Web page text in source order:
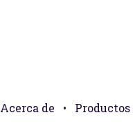
Acerca de • Productos